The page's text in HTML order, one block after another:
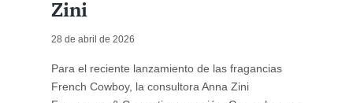
Zini
28 de abril de 2026
Para el reciente lanzamiento de las fragancias
French Cowboy, la consultora Anna Zini